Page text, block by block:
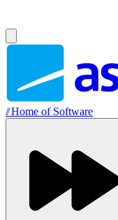
//Home of Software